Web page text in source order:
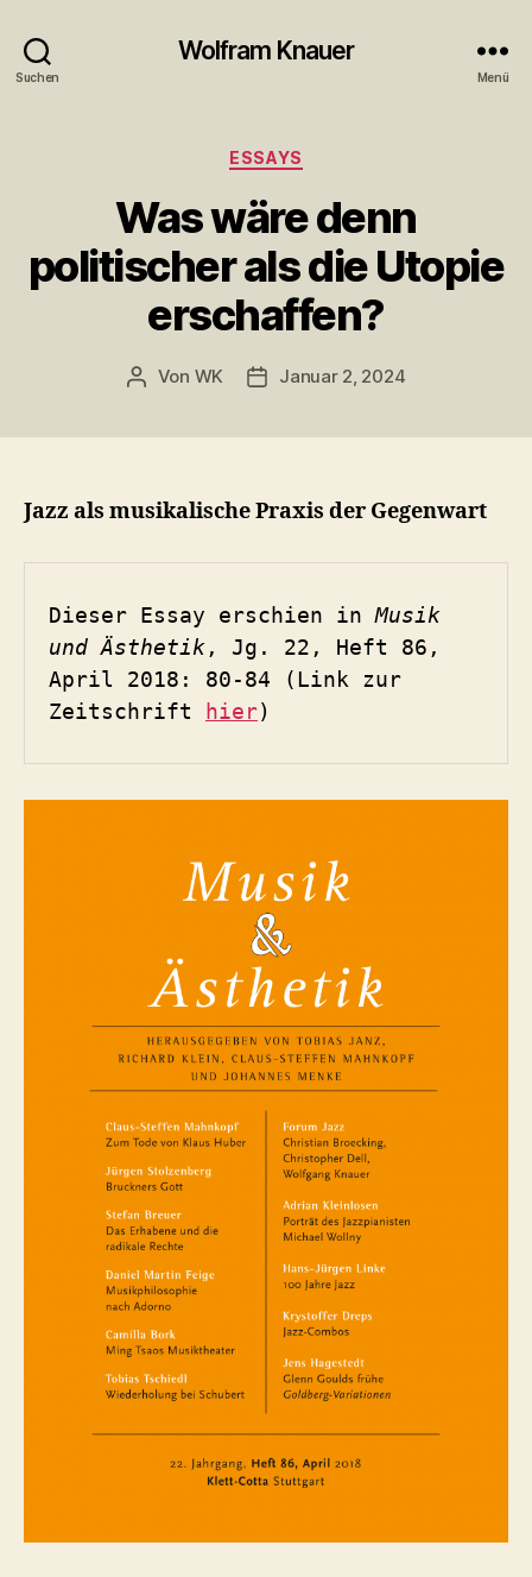
Suchen
Wolfram Knauer
Menü
Kategorien
ESSAYS
Was wäre denn
politischer als die Utopie
erschaffen?
Beitragsautor
Von WK Beitragsdatum
Januar 2, 2024
Jazz als musikalische Praxis der Gegenwart
Dieser Essay erschien in Musik
und Ästhetik, Jg. 22, Heft 86,
April 2018: 80-84 (Link zur
Zeitschrift hier)